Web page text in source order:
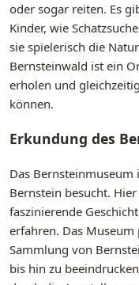
oder sogar reiten. Es
Kinder, wie
sie spielerisch die
Bernsteinwald ist ein
erholen und
können.
Erkundung des
Das
Bernstein besucht.
faszinierende
erfahren. Das
Sammlung von
bis hin zu